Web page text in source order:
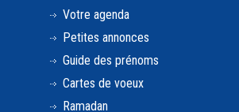
Votre agenda
Petites annonces
Guide des prénoms
Cartes de voeux
Ramadan